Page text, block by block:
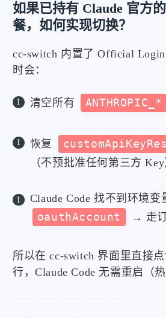
如果已持有 Claude 官方
餐，如何实现切换？
cc-switch 内置了 Official
时会：
清空所有 ANTHROPIC_*
恢复
（不预批准任何第三方 Key
Claude Code 找不到环境
oauthAccount
→ 走
所以在 cc-switch 界面里直接
行，Claude Code 无需重启（热